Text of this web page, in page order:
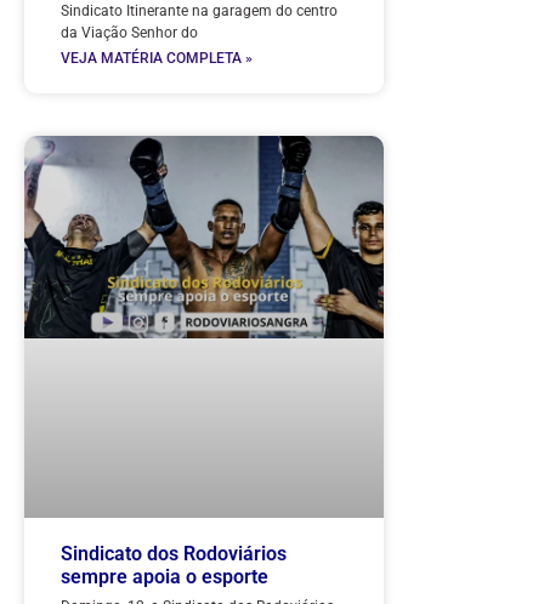
Sindicato Itinerante na garagem do centro
da Viação Senhor do
VEJA MATÉRIA COMPLETA »
Sindicato dos Rodoviários
sempre apoia o esporte